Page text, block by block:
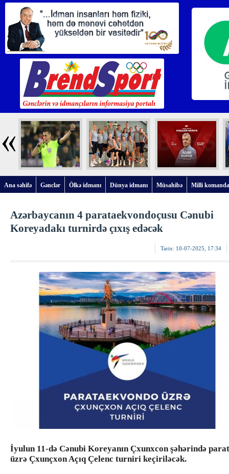
Ana səhifə Gənclər Ölkə idmanı Dünya idmanı Müsahibə Milli
Azərbaycanın 4 parataekvondoçusu Cənubi
Koreyadakı turnirdə çıxış edəcək
Tarix: 10-07-2025, 17:34
İyulun 11-də Cənubi Koreyanın Çxunxcon şəhərində
üzrə Çxunçxon Açıq Çelenc turniri keçiriləcək.